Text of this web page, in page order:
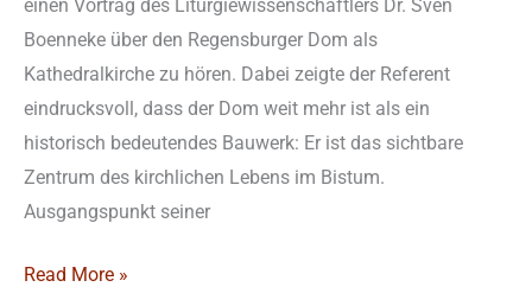
einen Vortrag des Liturgiewissenschaftlers Dr. Sven
Boenneke über den Regensburger Dom als
Kathedralkirche zu hören. Dabei zeigte der Referent
eindrucksvoll, dass der Dom weit mehr ist als ein
historisch bedeutendes Bauwerk: Er ist das sichtbare
Zentrum des kirchlichen Lebens im Bistum.
Ausgangspunkt seiner
Read More »